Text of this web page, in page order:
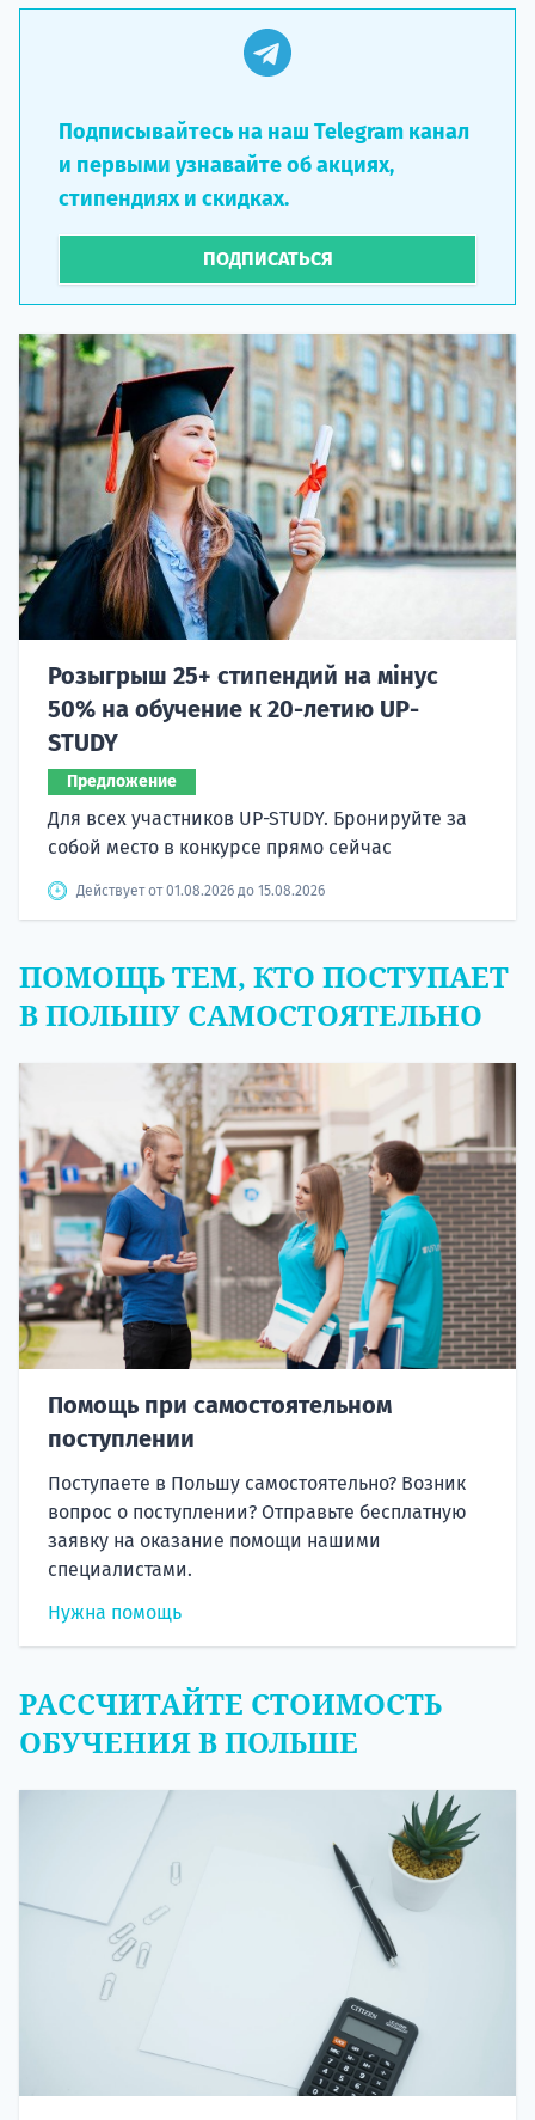
Подписывайтесь на наш Telegram канал
и первыми узнавайте об акциях,
стипендиях и скидках.
ПОДПИСАТЬСЯ
Розыгрыш 25+ стипендий на мінус
50% на обучение к 20-летию UP-
STUDY
Предложение
Для всех участников UP-STUDY. Бронируйте за
собой место в конкурсе прямо сейчас
Действует от 01.08.2026 до 15.08.2026
ПОМОЩЬ ТЕМ, КТО ПОСТУПАЕТ
В ПОЛЬШУ САМОСТОЯТЕЛЬНО
Помощь при самостоятельном
поступлении
Поступаете в Польшу самостоятельно? Возник
вопрос о поступлении? Отправьте бесплатную
заявку на оказание помощи нашими
специалистами.
Нужна помощь
РАССЧИТАЙТЕ СТОИМОСТЬ
ОБУЧЕНИЯ В ПОЛЬШЕ